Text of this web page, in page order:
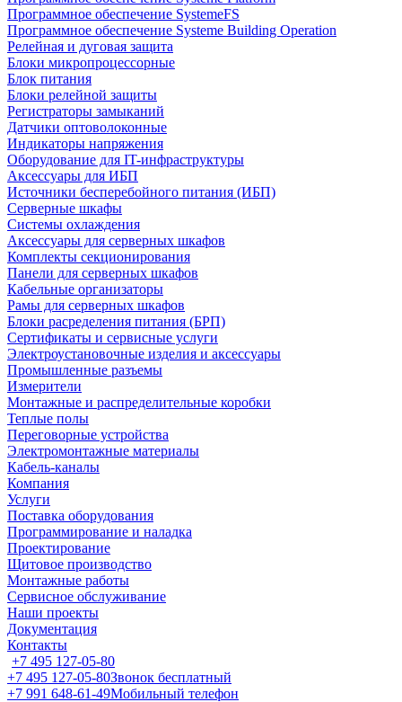
Программное обеспечение SystemeFS
Программное обеспечение Systeme Building Operation
Релейная и дуговая защита
Блоки микропроцессорные
Блок питания
Блоки релейной защиты
Регистраторы замыканий
Датчики оптоволоконные
Индикаторы напряжения
Оборудование для IT-инфраструктуры
Аксессуары для ИБП
Источники бесперебойного питания (ИБП)
Серверные шкафы
Системы охлаждения
Аксессуары для серверных шкафов
Комплекты секционирования
Панели для серверных шкафов
Кабельные организаторы
Рамы для серверных шкафов
Блоки расределения питания (БРП)
Сертификаты и сервисные услуги
Электроустановочные изделия и аксессуары
Промышленные разъемы
Измерители
Монтажные и распределительные коробки
Теплые полы
Переговорные устройства
Электромонтажные материалы
Кабель-каналы
Компания
Услуги
Поставка оборудования
Программирование и наладка
Проектирование
Щитовое производство
Монтажные работы
Сервисное обслуживание
Наши проекты
Документация
Контакты
+7 495 127-05-80
+7 495 127-05-80Звонок бесплатный
+7 991 648-61-49Мобильный телефон